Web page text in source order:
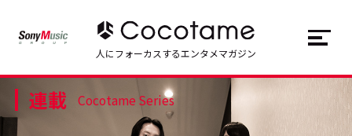
トップ Top
JP EN
人にフォーカスするエンタメマガジン
連載 Cocotame Series